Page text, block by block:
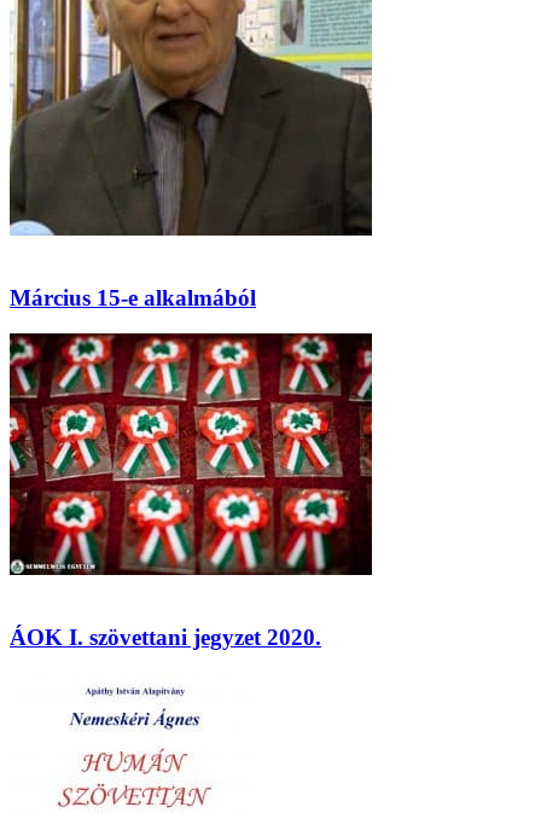
Március 15-e alkalmából
ÁOK I. szövettani jegyzet 2020.